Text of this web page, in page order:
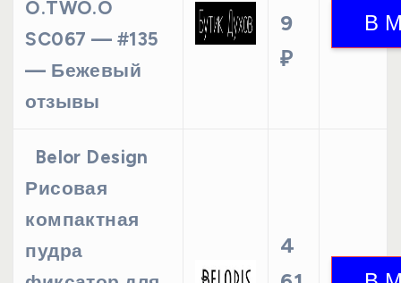
O.TWO.O
SC067 — #135
— Бежевый
отзывы
9
₽
Belor Design
Рисовая
компактная
пудра
4